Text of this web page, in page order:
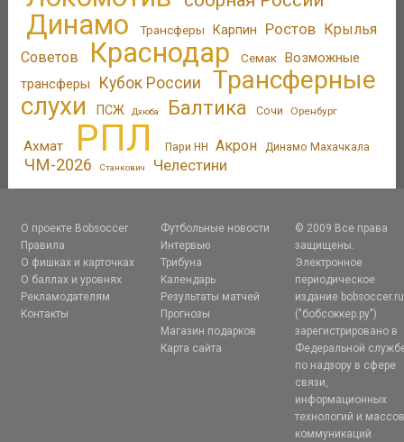
Динамо Трансферы Карпин Ростов Крылья
Советов
Краснодар Семак Возможные
трансферы
Кубок России
Трансферные
слухи
ПСЖ Дзюба Балтика Сочи Оренбург
Ахмат РПЛ Пари НН Акрон Динамо Махачкала
ЧМ-2026 Станкович Челестини
О проекте Bobsoccer
Правила
О фишках и карточках
О баллах и уровнях
Рекламодателям
Контакты
Футбольные новости
Интервью
Трибуна
Календарь
Результаты матчей
Прогнозы
Магазин подарков
Карта сайта
© 2009 Все права
защищены.
Электронное
периодическое
издание bobsoccer.ru
("бобсоккер.ру")
зарегистрировано в
Федеральной
по надзору в сфере
связи,
информационных
технологий и
коммуникаций